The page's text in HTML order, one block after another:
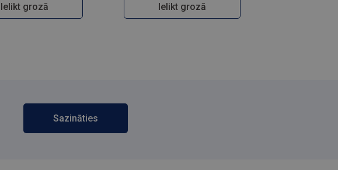
Ielikt grozā Ielikt grozā
Sazināties